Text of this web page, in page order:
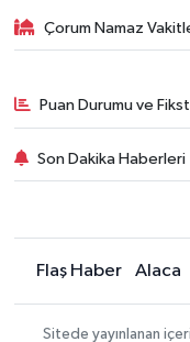
Çorum Namaz
Puan Durumu ve
Son Dakika Haberleri
Flaş Haber Alaca
Sitede yayınlanan